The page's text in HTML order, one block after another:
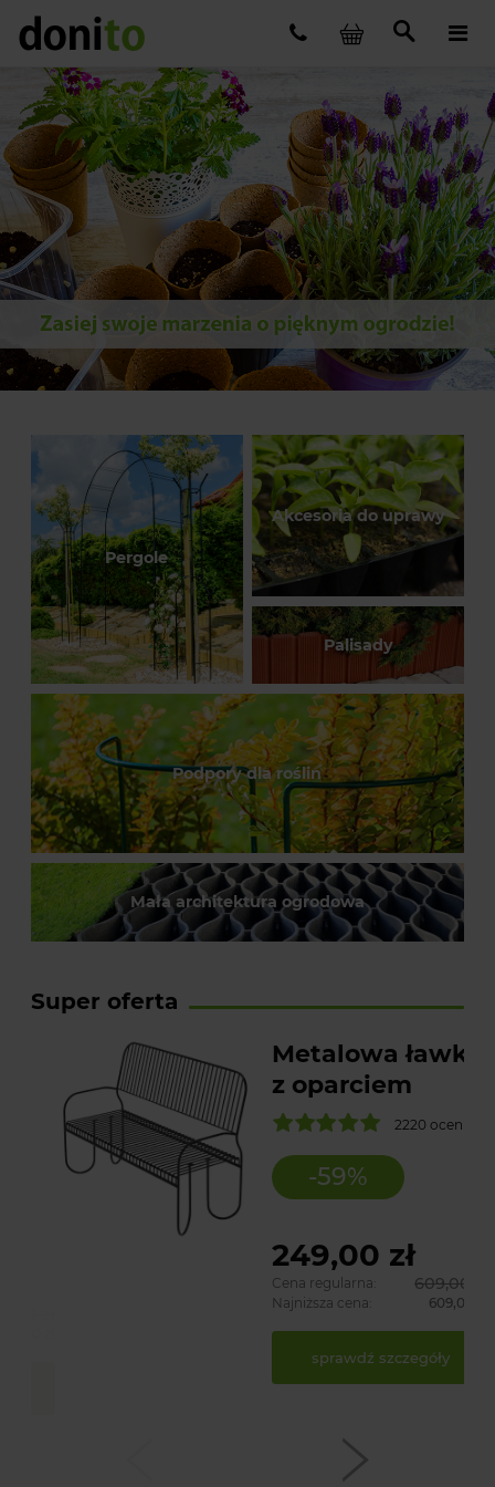
Pergole
Akcesoria do uprawy
Palisady
Podpory dla roślin
Mała architektura ogrodowa
Super oferta
2220 ocen
59%
249,00 zł
Cena regularna: 609,00 zł
Najniższa cena: 609,00 zł
sprawdź szczegóły